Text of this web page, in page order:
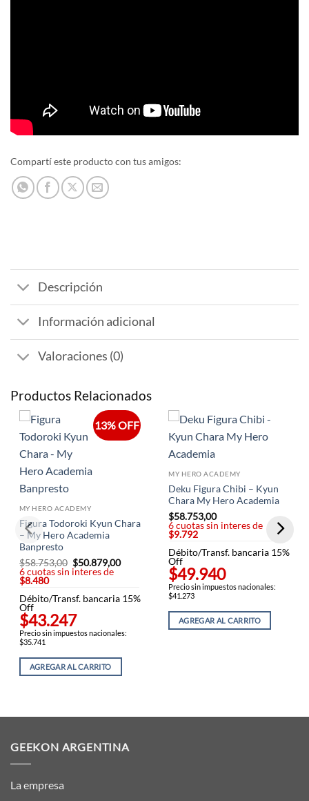
Compartí este producto con tus amigos:
Descripción
Información adicional
Valoraciones (0)
Productos Relacionados
13% OFF
MY HERO ACADEMY
Figura Todoroki Kyun Chara
– My Hero Academia
Banpresto
$58.753,00 El
precio
$58.753,00.
$50.879,00El
$50.879,00.
6 cuotas sin interes de
$8.480
Débito/Transf. bancaria 15%
Off
$43.247
Precio sin impuestos nacionales:
$35.741
AGREGAR AL CARRITO
MY HERO ACADEMY
Deku Figura Chibi – Kyun
Chara My Hero Academia
$58.753,00
6 cuotas sin interes de
$9.792
Débito/Transf. bancaria 15%
Off
$49.940
Precio sin impuestos nacionales:
$41.273
AGREGAR AL CARRITO
GEEKON ARGENTINA
La empresa